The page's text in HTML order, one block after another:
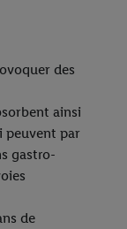
des
ainsi
peuvent par
gastro-
de